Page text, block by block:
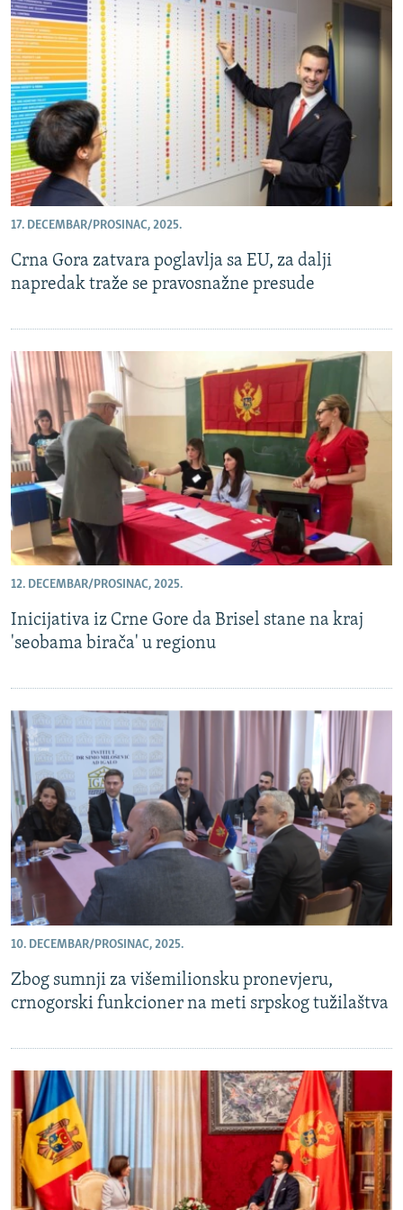
17. DECEMBAR/PROSINAC, 2025.
Crna Gora zatvara poglavlja sa EU, za dalji
napredak traže se pravosnažne presude
12. DECEMBAR/PROSINAC, 2025.
Inicijativa iz Crne Gore da Brisel stane na kraj
'seobama birača' u regionu
10. DECEMBAR/PROSINAC, 2025.
Zbog sumnji za višemilionsku pronevjeru,
crnogorski funkcioner na meti srpskog tužilaštva